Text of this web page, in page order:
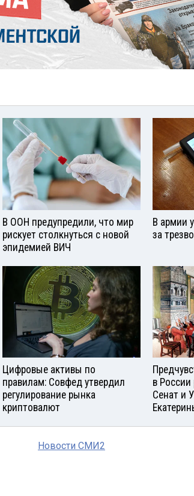
В ООН предупредили, что мир
рискует столкнуться с новой
эпидемией ВИЧ
В армии
за
Цифровые активы по
правилам: Совфед утвердил
регулирование рынка
криптовалют
в России
Сенат и
Новости СМИ2